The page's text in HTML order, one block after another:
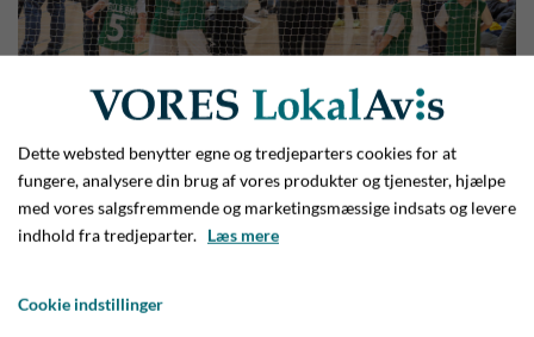
Dette websted benytter egne og tredjeparters cookies for at
fungere, analysere din brug af vores produkter og tjenester, hjælpe
med vores salgsfremmende og marketingsmæssige indsats og levere
indhold fra tredjeparter. Læs mere
Cookie indstillinger